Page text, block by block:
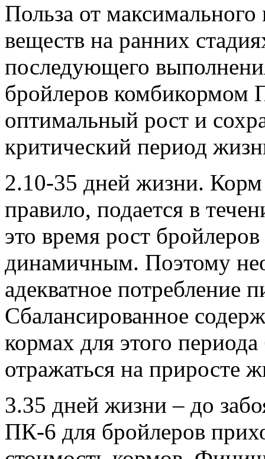
Польза от
веществ на ранних
последующего
бройлеров комбикормом
оптимальный рост и
критический период
2.10-35 дней жизни.
правило, подается в
это время рост
динамичным. Поэтому
адекватное потребление
Сбалансированное
кормах для этого
отражаться на приросте
3.35 дней жизни – до
ПК-6 для бройлеров